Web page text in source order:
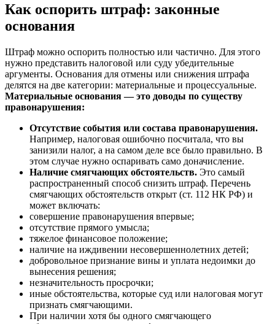
Как оспорить штраф: законные
основания
Штраф можно оспорить полностью или частично. Для этого
нужно представить налоговой или суду убедительные
аргументы. Основания для отмены или снижения штрафа
делятся на две категории: материальные и процессуальные.
Материальные основания — это доводы по существу
правонарушения:
Отсутствие события или состава правонарушения.
Например, налоговая ошибочно посчитала, что вы
занизили налог, а на самом деле все было правильно. В
этом случае нужно оспаривать само доначисление.
Наличие смягчающих обстоятельств. Это самый
распространенный способ снизить штраф. Перечень
смягчающих обстоятельств открыт (ст. 112 НК РФ) и
может включать:
совершение правонарушения впервые;
отсутствие прямого умысла;
тяжелое финансовое положение;
наличие на иждивении несовершеннолетних детей;
добровольное признание вины и уплата недоимки до
вынесения решения;
незначительность просрочки;
иные обстоятельства, которые суд или налоговая могут
признать смягчающими.
При наличии хотя бы одного смягчающего